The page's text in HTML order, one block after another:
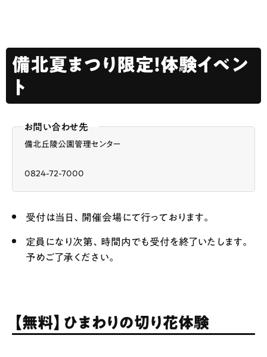
備北夏まつり限定！体験イベン
ト
お問い合わせ先
備北丘陵公園管理センター
0824-72-7000
受付は当日、開催会場にて行っております。
定員になり次第、時間内でも受付を終了いたします。
予めご了承ください。
【無料】ひまわりの切り花体験